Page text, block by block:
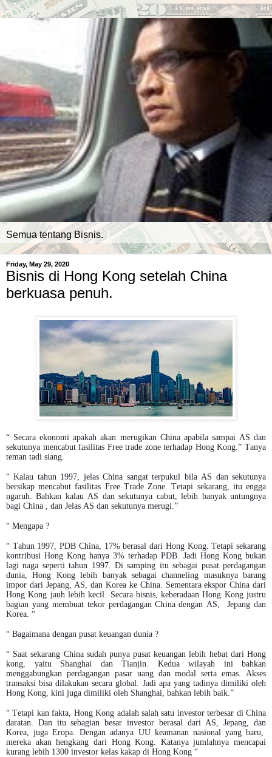
Semua tentang Bisnis.
Friday, May 29, 2020
Bisnis di Hong Kong setelah China
berkuasa penuh.
“ Secara ekonomi apakah akan merugikan China apabila sampai AS dan
sekutunya mencabut fasilitas Free trade zone terhadap Hong Kong.” Tanya
teman tadi siang.
“ Kalau tahun 1997, jelas China sangat terpukul bila AS dan sekutunya
bersikap mencabut fasilitas Free Trade Zone. Tetapi sekarang, itu engga
ngaruh. Bahkan kalau AS dan sekutunya cabut, lebih banyak untungnya
bagi China , dan Jelas AS dan sekutunya merugi.”
“ Mengapa ?
“ Tahun 1997, PDB China, 17% berasal dari Hong Kong. Tetapi sekarang
kontribusi Hong Kong hanya 3% terhadap PDB. Jadi Hong Kong bukan
lagi naga seperti tahun 1997. Di samping itu sebagai pusat perdagangan
dunia, Hong Kong lebih banyak sebagai channeling masuknya barang
impor dari Jepang, AS, dan Korea ke China. Sementara ekspor China dari
Hong Kong jauh lebih kecil. Secara bisnis, keberadaan Hong Kong justru
bagian yang membuat tekor perdagangan China dengan AS, Jepang dan
Korea. “
“ Bagaimana dengan pusat keuangan dunia ?
“ Saat sekarang China sudah punya pusat keuangan lebih hebat dari Hong
kong, yaitu Shanghai dan Tianjin. Kedua wilayah ini bahkan
menggabungkan perdagangan pasar uang dan modal serta emas. Akses
transaksi bisa dilakukan secara global. Jadi apa yang tadinya dimiliki oleh
Hong Kong, kini juga dimiliki oleh Shanghai, bahkan lebih baik.”
“ Tetapi kan fakta, Hong Kong adalah salah satu investor terbesar di China
daratan. Dan itu sebagian besar investor berasal dari AS, Jepang, dan
Korea, juga Eropa. Dengan adanya UU keamanan nasional yang baru,
mereka akan hengkang dari Hong Kong. Katanya jumlahnya mencapai
kurang lebih 1300 investor kelas kakap di Hong Kong “